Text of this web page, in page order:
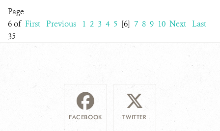
Page
6 of
35
First Previous 1 2 3 4 5 [6] 7 8 9 10 Next Last
FACEBOOK TWITTER